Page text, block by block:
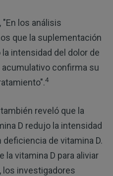
los análisis
que la suplementación
intensidad del dolor de
acumulativo confirma su
4
reveló que la
D redujo la intensidad
de vitamina D.
la vitamina D para aliviar
los investigadores